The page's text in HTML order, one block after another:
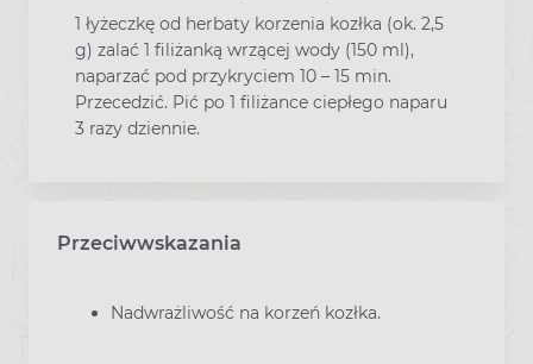
1 łyżeczkę od herbaty korzenia kozłka (ok. 2,5
g) zalać 1 filiżanką wrzącej wody (150 ml),
naparzać pod przykryciem 10 – 15 min.
Przecedzić. Pić po 1 filiżance ciepłego naparu
3 razy dziennie.
Przeciwwskazania
Nadwrażliwość na korzeń kozłka.